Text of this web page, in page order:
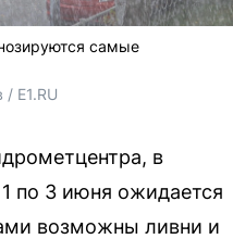
самые
E1.RU
в
по 3 июня ожидается
возможны ливни и